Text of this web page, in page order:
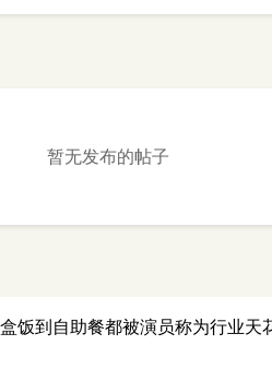
暂无发布的帖子
饭到自助餐都被演员称为行业天